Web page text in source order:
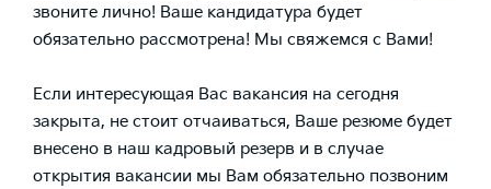
звоните лично! Ваше кандидатура будет
обязательно рассмотрена! Мы свяжемся с Вами!
Если интересующая Вас вакансия на сегодня
закрыта, не стоит отчаиваться, Ваше резюме будет
внесено в наш кадровый резерв и в случае
открытия вакансии мы Вам обязательно позвоним